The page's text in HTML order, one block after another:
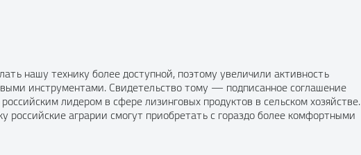
нашу технику более доступной, поэтому увеличили активность
инструментами. Свидетельство тому — подписанное соглашение
лидером в сфере лизинговых продуктов в сельском хозяйстве.
российские аграрии смогут приобретать с гораздо более комфортными